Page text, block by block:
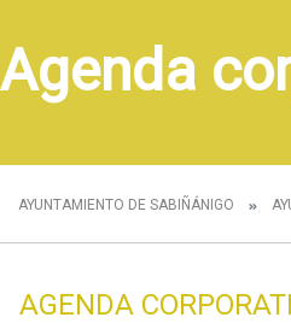
Agenda
AYUNTAMIENTO DE SABIÑÁNIGO
AGENDA